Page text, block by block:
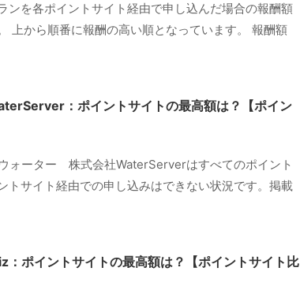
を各ポイントサイト経由で申し込んだ場合の報酬額
上から順番に報酬の高い順となっています。 報酬額
：ポイントサイトの最高額は？【ポイン
ォーター 株式会社WaterServerはすべてのポイント
トサイト経由での申し込みはできない状況です。掲載
ポイントサイトの最高額は？【ポイントサイト比